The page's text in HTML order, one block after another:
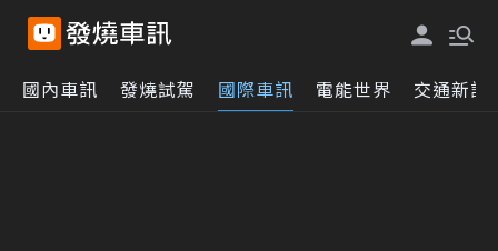
國內車訊 發燒試駕 國際車訊 電能世界 交通新訊